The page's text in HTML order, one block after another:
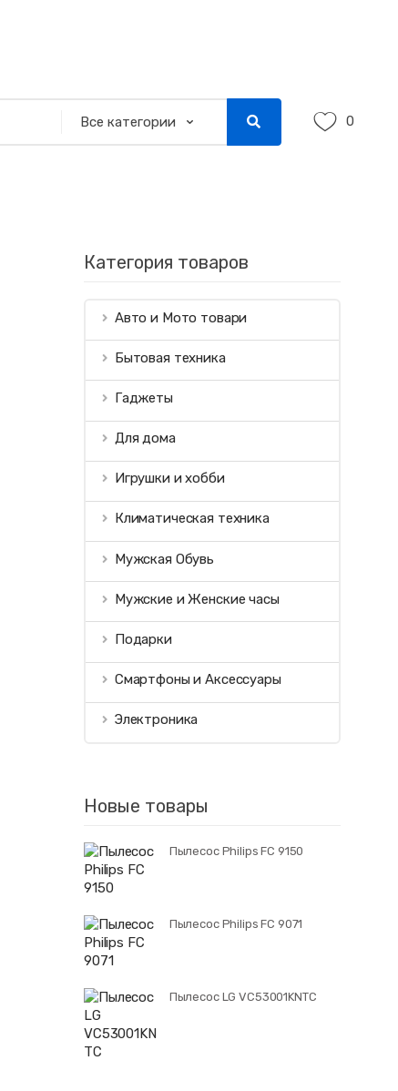
0
Категория товаров
Авто и Мото товари
Бытовая техника
Гаджеты
Для дома
Игрушки и хобби
Климатическая техника
Мужская Обувь
Мужские и Женские часы
Подарки
Смартфоны и Аксессуары
Электроника
Новые товары
Пылесос Philips FC 9150
Пылесос Philips FC 9071
Пылесос LG VC53001KNTC